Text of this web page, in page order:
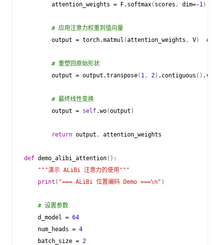
attention_weights = F. softmax( scores , dim=-1)
# 应用注意力权重到值向量
output = torch.matmul (attention_weights , V) #
# 重塑回原始形状
output = output .transpose( 1, 2) . contiguous () .view
# 最终线性变换
output = self.wo(output )
return output , attention_weights
def demo_alibi_attention():
"""演示 ALiBi 注意力的使用"""
print ( "=== ALiBi 位置编码 Demo ===\n" )
# 设置参数
d_model = 64
num_heads = 4
batch_size = 2